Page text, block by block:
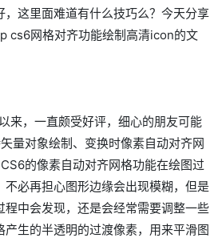
，这里面难道有什么技巧么？今天分享
cs6网格对齐功能绘制高清icon的文
来，一直颇受好评，细心的朋友可能
量对象绘制、变换时像素自动对齐网
的像素自动对齐网格功能在绘图过
不必再担心图形边缘会出现模糊，但是
程中会发现，还是会经常需要调整一些
产生的半透明的过渡像素，用来平滑图